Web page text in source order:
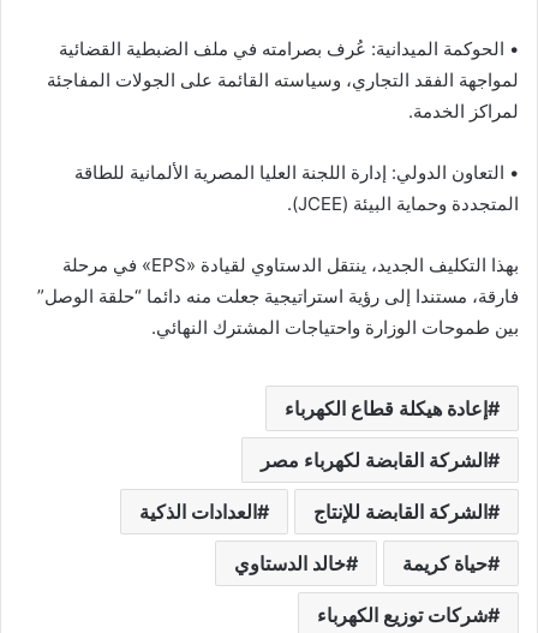
• ​الحوكمة الميدانية: عُرف بصرامته في ملف الضبطية القضائية
لمواجهة الفقد التجاري، وسياسته القائمة على الجولات المفاجئة
لمراكز الخدمة.
• ​التعاون الدولي: إدارة اللجنة العليا المصرية الألمانية للطاقة
المتجددة وحماية البيئة (JCEE).
​بهذا التكليف الجديد، ينتقل الدستاوي لقيادة «EPS» في مرحلة
فارقة، مستندا إلى رؤية استراتيجية جعلت منه دائما “حلقة الوصل”
بين طموحات الوزارة واحتياجات المشترك النهائي.
إعادة هيكلة قطاع الكهرباء
الشركة القابضة لكهرباء مصر
الشركة القابضة للإنتاج العدادات الذكية
حياة كريمة خالد الدستاوي
شركات توزيع الكهرباء